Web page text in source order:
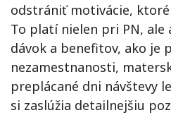
odstrániť motivácie, ktoré
To platí nielen pri PN,
dávok a benefitov, ako je
nezamestnanosti,
preplácané dni návštevy
si zaslúžia detailnejšiu